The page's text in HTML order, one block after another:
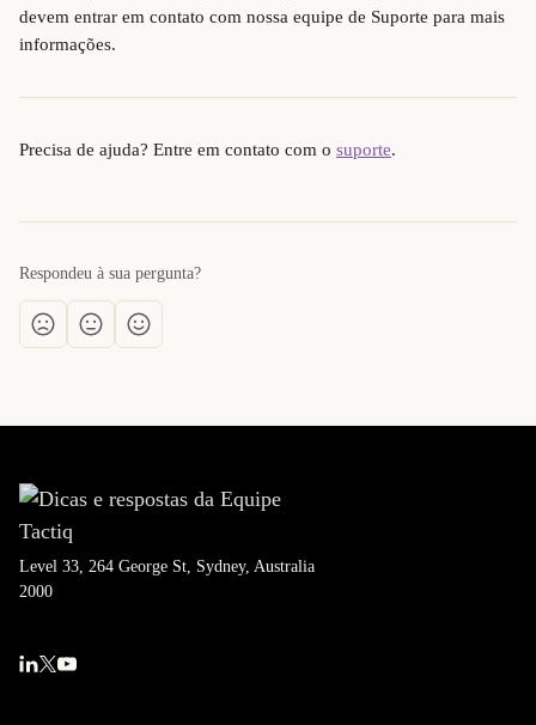
devem entrar em contato com nossa equipe de Suporte para mais
informações.
Precisa de ajuda? Entre em contato com o suporte.
Respondeu à sua pergunta?
Level 33, 264 George St, Sydney, Australia
2000